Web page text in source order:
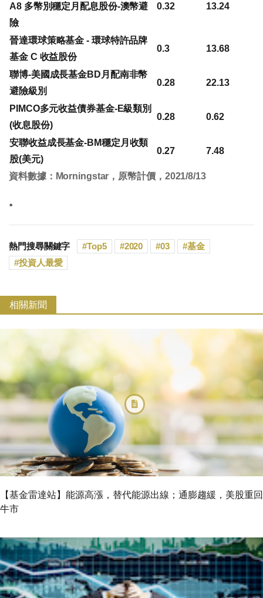
A8 多幣別穩定月配息股份-澳幣避
險
0.32 13.24
晉達環球策略基金 - 環球特許品牌
基金 C 收益股份
0.3 13.68
聯博-美國成長基金BD月配南非幣
避險級別
0.28 22.13
PIMCO多元收益債券基金-E級類別
(收息股份)
0.28 0.62
安聯收益成長基金-BM穩定月收類
股(美元)
0.27 7.48
資料數據：Morningstar，原幣計價，2021/8/13
。
熱門搜尋關鍵字 Top5 2020 03
基金
投資人最愛
相關新聞
【基金雷達站】能源高漲，替代能源出線；通膨趨緩，美股重回
牛市